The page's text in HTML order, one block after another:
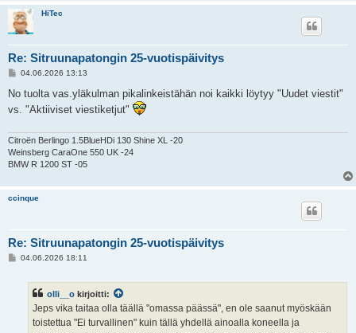
HiTec
Re: Sitruunapatongin 25-vuotispäivitys
V
e
t
04.06.2026 13:13
No tuolta vas.yläkulman pikalinkeistähän noi kaikki löytyy "Uudet viestit"
vs. "Aktiiviset viestiketjut"
Citroën Berlingo 1.5BlueHDi 130 Shine XL -20
Weinsberg CaraOne 550 UK -24
BMW R 1200 ST -05
ccinque
Re: Sitruunapatongin 25-vuotispäivitys
V04.06.2026 18:11
olli__o kirjoitti:
Jeps vika taitaa olla täällä "omassa päässä", en ole saanut myöskään
toistettua "Ei turvallinen" kuin tällä yhdellä ainoalla koneella ja